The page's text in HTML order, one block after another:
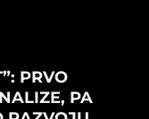
PRVO
PA